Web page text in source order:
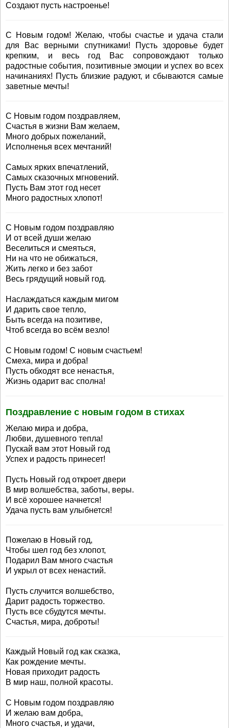
Создают пусть настроенье!
С Новым годом! Желаю, чтобы счастье и удача стали
для Вас верными спутниками! Пусть здоровье будет
крепким, и весь год Вас сопровождают только
радостные события, позитивные эмоции и успех во всех
начинаниях! Пусть близкие радуют, и сбываются самые
заветные мечты!
С Новым годом поздравляем,
Счастья в жизни Вам желаем,
Много добрых пожеланий,
Исполненья всех мечтаний!
Самых ярких впечатлений,
Самых сказочных мгновений.
Пусть Вам этот год несет
Много радостных хлопот!
С Новым годом поздравляю
И от всей души желаю
Веселиться и смеяться,
Ни на что не обижаться,
Жить легко и без забот
Весь грядущий новый год.
Наслаждаться каждым мигом
И дарить свое тепло,
Быть всегда на позитиве,
Чтоб всегда во всём везло!
С Новым годом! С новым счастьем!
Смеха, мира и добра!
Пусть обходят все ненастья,
Жизнь одарит вас сполна!
Поздравление с новым годом в стихах
Желаю мира и добра,
Любви, душевного тепла!
Пускай вам этот Новый год
Успех и радость принесет!
Пусть Новый год откроет двери
В мир волшебства, заботы, веры.
И всё хорошее начнется!
Удача пусть вам улыбнется!
Пожелаю в Новый год,
Чтобы шел год без хлопот,
Подарил Вам много счастья
И укрыл от всех ненастий.
Пусть случится волшебство,
Дарит радость торжество.
Пусть все сбудутся мечты.
Счастья, мира, доброты!
Каждый Новый год как сказка,
Как рождение мечты.
Новая приходит радость
В мир наш, полной красоты.
С Новым годом поздравляю
И желаю вам добра,
Много счастья, и удачи,